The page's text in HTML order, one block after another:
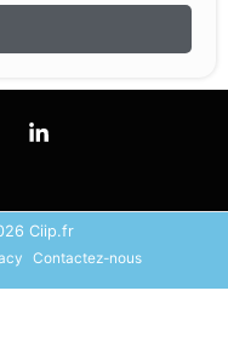
Ciip.fr
Contactez-nous